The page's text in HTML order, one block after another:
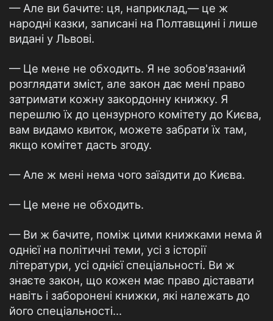
— Але ви бачите: ця, наприклад,— це ж
народні казки, записані на Полтавщині і лише
видані у Львові.
— Це мене не обходить. Я не зобов'язаний
розглядати зміст, але закон дає мені право
затримати кожну закордонну книжку. Я
перешлю їх до цензурного комітету до Києва,
вам видамо квиток, можете забрати їх там,
якщо комітет дасть згоду.
— Але ж мені нема чого заїздити до Києва.
— Це мене не обходить.
— Ви ж бачите, поміж цими книжками нема й
однієї на політичні теми, усі з історії
літератури, усі однієї спеціальності. Ви ж
знаєте закон, що кожен має право діставати
навіть і заборонені книжки, які належать до
його спеціальності...